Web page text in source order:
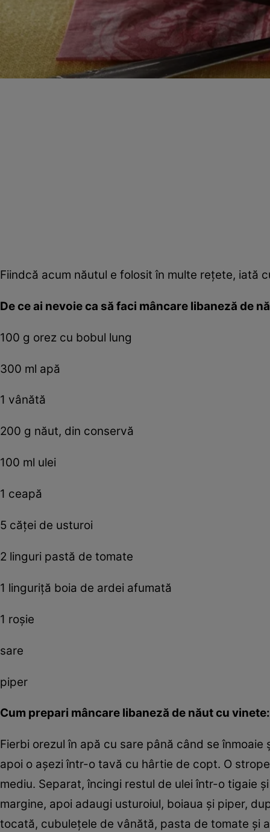
Fiindcă acum năutul e folosit în multe reţete, iată
De ce ai nevoie ca să faci mâncare libaneză de
100 g orez cu bobul lung
300 ml apă
1 vânătă
200 g năut, din conservă
100 ml ulei
1 ceapă
5 căţei de usturoi
2 linguri pastă de tomate
1 linguriţă boia de ardei afumată
1 roşie
sare
piper
Cum prepari mâncare libaneză de năut cu vinete:
Fierbi orezul în apă cu sare până când se
apoi o aşezi într-o tavă cu hârtie de copt. O
mediu. Separat, încingi restul de ulei într-o tigaie
margine, apoi adaugi usturoiul, boiaua şi piper,
tocată, cubuleţele de vânătă, pasta de tomate şi